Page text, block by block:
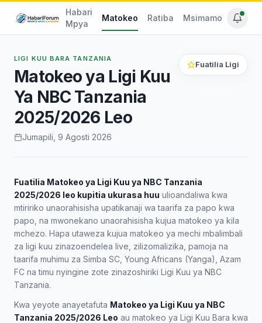
Habari
Mpya
Matokeo Ratiba Msimamo
LIGI KUU BARA TANZANIA
Matokeo ya Ligi Kuu
Ya NBC Tanzania
2025/2026 Leo
Jumapili, 9 Agosti 2026
Fuatilia Ligi
Fuatilia Matokeo ya Ligi Kuu ya NBC Tanzania
2025/2026 leo kupitia ukurasa huu ulioandaliwa kwa
mtiririko unaorahisisha upatikanaji wa taarifa za papo kwa
papo, na mwonekano unaorahisisha kujua matokeo ya kila
mchezo. Hapa utaweza kujua matokeo ya mechi mbalimbali
za ligi kuu zinazoendelea live, zilizomalizika, pamoja na
taarifa muhimu za Simba SC, Young Africans (Yanga), Azam
FC na timu nyingine zote zinazoshiriki Ligi Kuu ya NBC
Tanzania.
Kwa yeyote anayetafuta Matokeo ya Ligi Kuu ya NBC
Tanzania 2025/2026 Leo au matokeo ya Ligi Kuu Bara kwa